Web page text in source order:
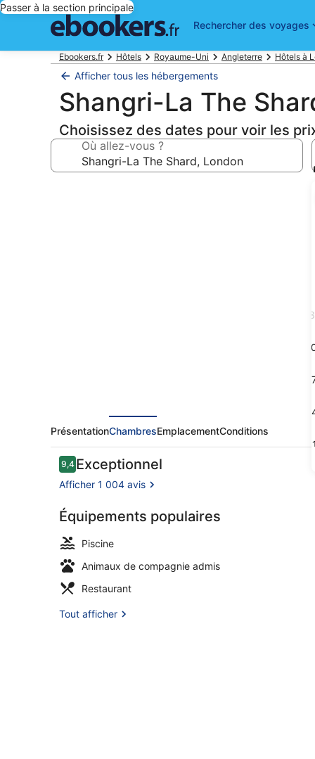
Passer à la section principale
Rechercher des voyages
Ebookers.fr Hôtels Royaume-Uni Angleterre Hôtels à
Afficher tous les hébergements
Shangri-La The
Choisissez des dates pour voir les
Où allez-vous ?
3
31
PrésentationChambresEmplacementConditions
Avis
voyageurs
9,49,4 sur 10
Exceptionnel
Afficher 1 004 avis
Équipements populaires
Piscine
Animaux de compagnie admis
Restaurant
Tout afficher